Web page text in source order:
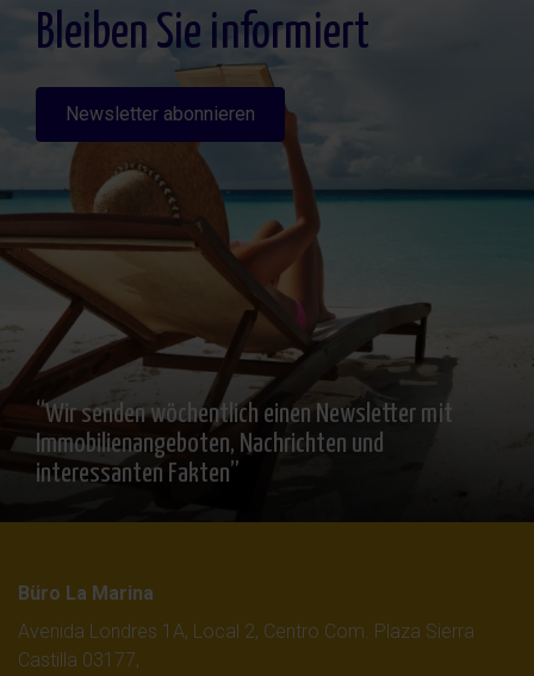
detallada sobre protección de datos
Aquí
Bleiben Sie informiert
Newsletter abonnieren
“Wir senden wöchentlich einen Newsletter mit
Immobilienangeboten, Nachrichten und
interessanten Fakten”
Büro La Marina
Avenida Londres 1A, Local 2, Centro Com. Plaza Sierra
Castilla 03177,